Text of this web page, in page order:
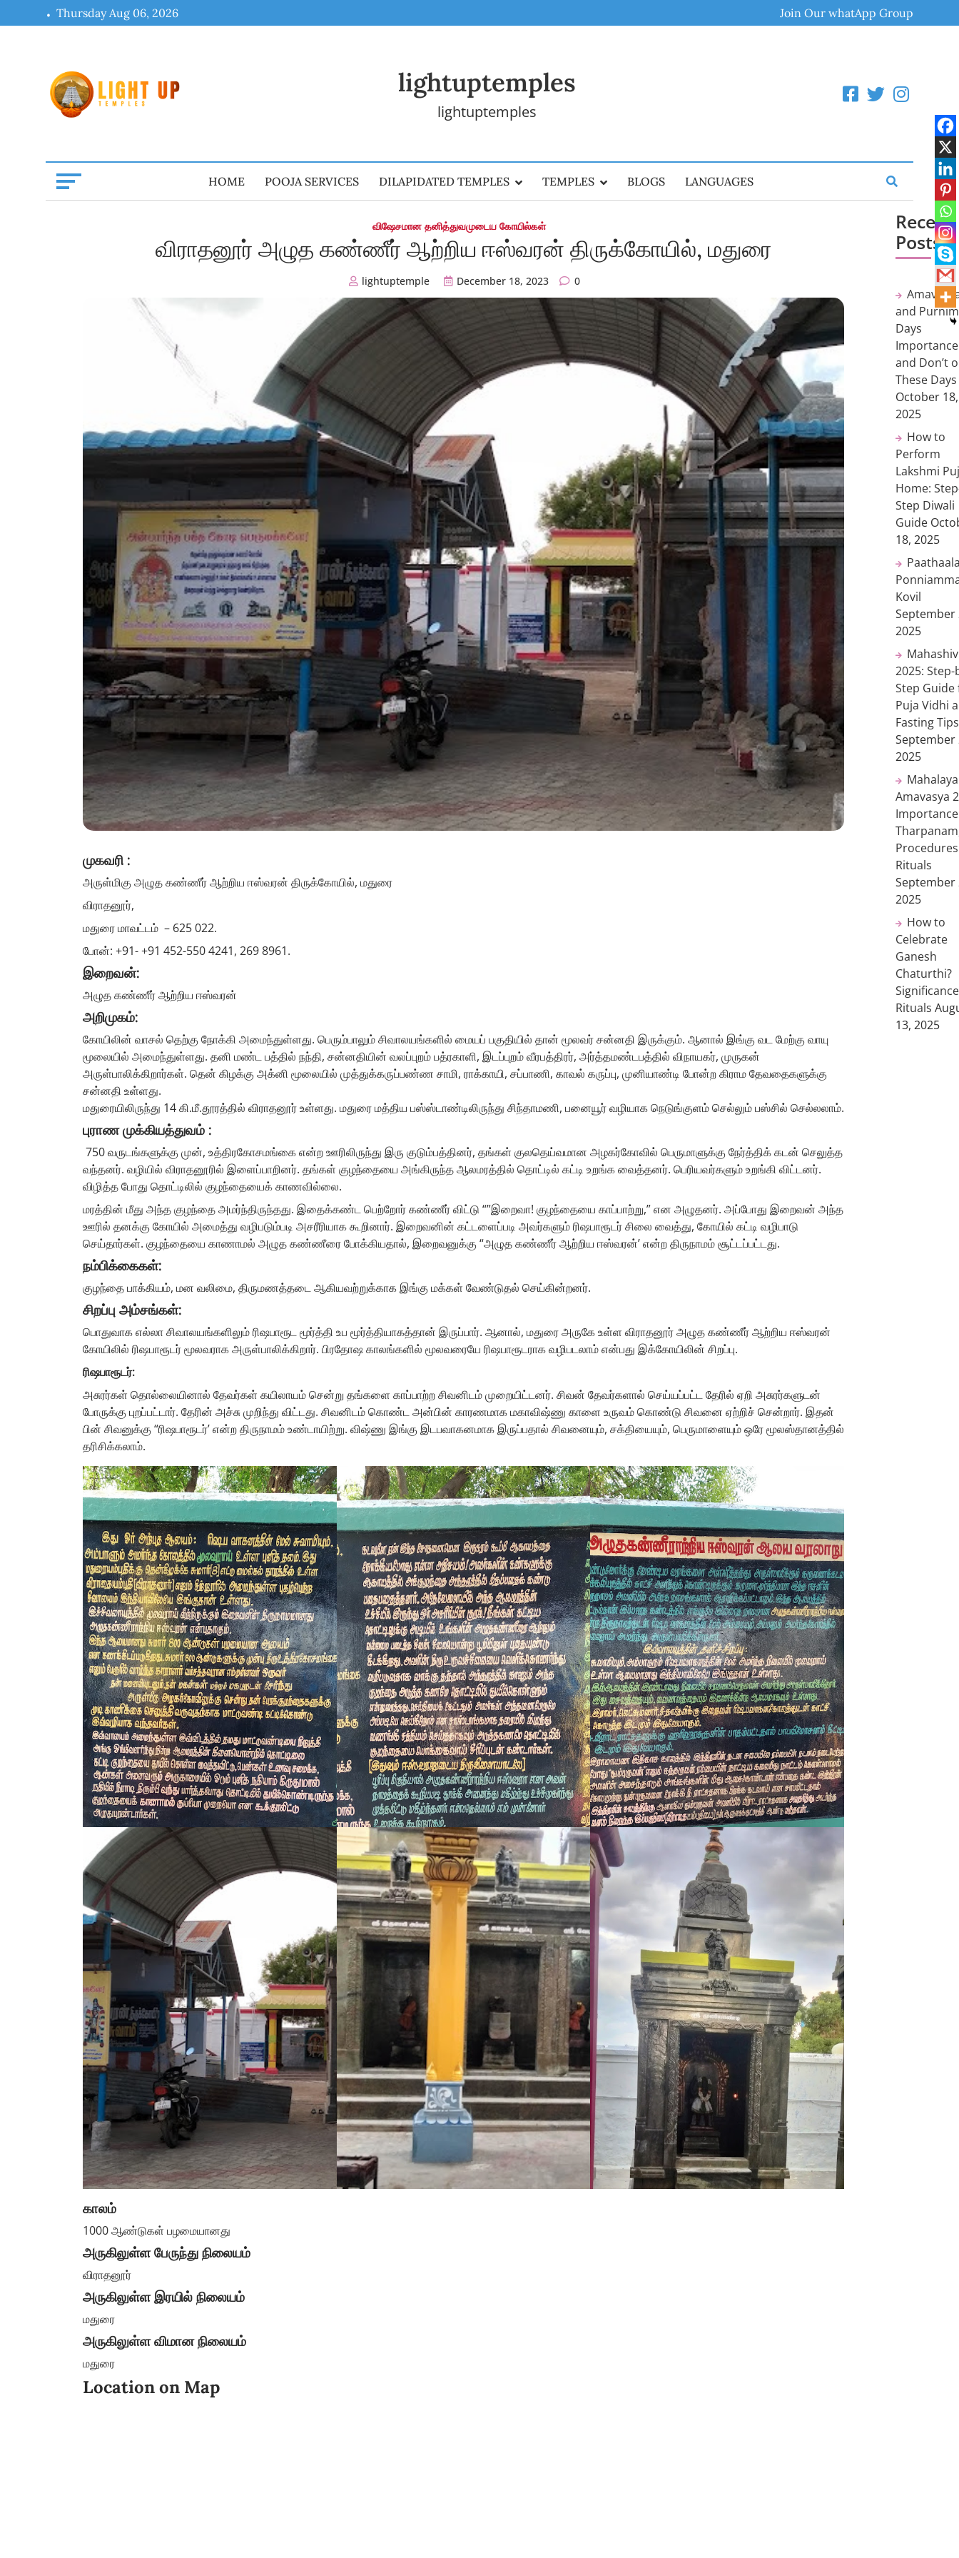
to
Thursday Aug 06, 2026 Join Our whatApp Group
lightuptemples
lightuptemples
HOME POOJA SERVICES DILAPIDATED TEMPLES TEMPLES BLOGS LANGUAGES
விஷேசமான தனித்துவமுடைய கோயில்கள்
விராதனூர் அழுத கண்ணீர் ஆற்றிய ஈஸ்வரன் திருக்கோயில், மதுரை
lightuptemple December 18, 2023 0
முகவரி :
அருள்மிகு அழுத கண்ணீர் ஆற்றிய ஈஸ்வரன் திருக்கோயில், மதுரை
விராதனூர்,
மதுரை மாவட்டம் – 625 022.
போன்: +91- +91 452-550 4241, 269 8961.
இறைவன்:
அழுத கண்ணீர் ஆற்றிய ஈஸ்வரன்
அறிமுகம்:
கோயிலின் வாசல் தெற்கு நோக்கி அமைந்துள்ளது. பெரும்பாலும் சிவாலயங்களில் மையப் பகுதியில் தான் மூலவர் சன்னதி இருக்கும். ஆனால் இங்கு வட மேற்கு வாயு
மூலையில் அமைந்துள்ளது. தனி மண்ட பத்தில் நந்தி, சன்னதியின் வலப்புறம் பத்ரகாளி, இடப்புறம் வீரபத்திரர், அர்த்தமண்டபத்தில் விநாயகர், முருகன்
அருள்பாலிக்கிறார்கள். தென் கிழக்கு அக்னி மூலையில் முத்துக்கருப்பண்ண சாமி, ராக்காயி, சப்பாணி, காவல் கருப்பு, முனியாண்டி போன்ற கிராம தேவதைகளுக்கு
சன்னதி உள்ளது.
மதுரையிலிருந்து 14 கி.மீ.தூரத்தில் விராதனூர் உள்ளது. மதுரை மத்திய பஸ்ஸ்டாண்டிலிருந்து சிந்தாமணி, பனையூர் வழியாக நெடுங்குளம் செல்லும் பஸ்சில் செல்லலாம்.
புராண முக்கியத்துவம் :
750 வருடங்களுக்கு முன், உத்திரகோசமங்கை என்ற ஊரிலிருந்து இரு குடும்பத்தினர், தங்கள் குலதெய்வமான அழகர்கோவில் பெருமாளுக்கு நேர்த்திக் கடன் செலுத்த
வந்தனர். வழியில் விராதனூரில் இளைப்பாறினர். தங்கள் குழந்தையை அங்கிருந்த ஆலமரத்தில் தொட்டில் கட்டி உறங்க வைத்தனர். பெரியவர்களும் உறங்கி விட்டனர்.
விழித்த போது தொட்டிலில் குழந்தையைக் காணவில்லை.
மரத்தின் மீது அந்த குழந்தை அமர்ந்திருந்தது. இதைக்கண்ட பெற்றோர் கண்ணீர் விட்டு “”இறைவா! குழந்தையை காப்பாற்று,” என அழுதனர். அப்போது இறைவன் அந்த
ஊரில் தனக்கு கோயில் அமைத்து வழிபடும்படி அசரீரியாக கூறினார். இறைவனின் கட்டளைப்படி அவர்களும் ரிஷபாரூடர் சிலை வைத்து, கோயில் கட்டி வழிபாடு
செய்தார்கள். குழந்தையை காணாமல் அழுத கண்ணீரை போக்கியதால், இறைவனுக்கு “அழுத கண்ணீர் ஆற்றிய ஈஸ்வரன்’ என்ற திருநாமம் சூட்டப்பட்டது.
நம்பிக்கைகள்:
குழந்தை பாக்கியம், மன வலிமை, திருமணத்தடை ஆகியவற்றுக்காக இங்கு மக்கள் வேண்டுதல் செய்கின்றனர்.
சிறப்பு அம்சங்கள்:
பொதுவாக எல்லா சிவாலயங்களிலும் ரிஷபாரூட மூர்த்தி உப மூர்த்தியாகத்தான் இருப்பார். ஆனால், மதுரை அருகே உள்ள விராதனூர் அழுத கண்ணீர் ஆற்றிய ஈஸ்வரன்
கோயிலில் ரிஷபாரூடர் மூலவராக அருள்பாலிக்கிறார். பிரதோஷ காலங்களில் மூலவரையே ரிஷபாரூடராக வழிபடலாம் என்பது இக்கோயிலின் சிறப்பு.
ரிஷபாரூடர்:
அசுரர்கள் தொல்லையினால் தேவர்கள் கயிலாயம் சென்று தங்களை காப்பாற்ற சிவனிடம் முறையிட்டனர். சிவன் தேவர்களால் செய்யப்பட்ட தேரில் ஏறி அசுரர்களுடன்
போருக்கு புறப்பட்டார். தேரின் அச்சு முறிந்து விட்டது. சிவனிடம் கொண்ட அன்பின் காரணமாக மகாவிஷ்ணு காளை உருவம் கொண்டு சிவனை ஏற்றிச் சென்றார். இதன்
பின் சிவனுக்கு “ரிஷபாரூடர்’ என்ற திருநாமம் உண்டாயிற்று. விஷ்ணு இங்கு இடபவாகனமாக இருப்பதால் சிவனையும், சக்தியையும், பெருமாளையும் ஒரே மூலஸ்தானத்தில்
தரிசிக்கலாம்.
காலம்
1000 ஆண்டுகள் பழமையானது
அருகிலுள்ள பேருந்து நிலையம்
விராதனூர்
அருகிலுள்ள இரயில் நிலையம்
மதுரை
அருகிலுள்ள விமான நிலையம்
மதுரை
Location on Map
Recent
Posts
and
Days
and Don’t
These Days
October 18,
2025
How to
Perform
Lakshmi
Home:
Step Diwali
Guide
18, 2025
Kovil
September
2025
2025: Step-
Step Guide
Puja Vidhi
Fasting Tips
September
2025
Mahalaya
Amavasya
Rituals
September
2025
How to
Celebrate
Ganesh
Chaturthi?
Rituals
13, 2025